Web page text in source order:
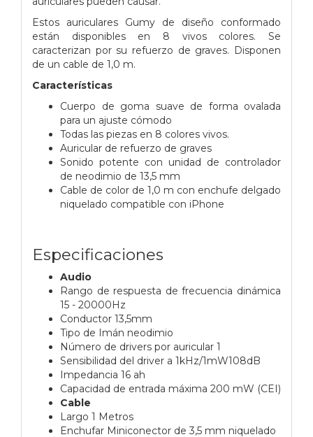
Estos auriculares Gumy de diseño conformado
están disponibles en 8 vivos colores. Se
caracterizan por su refuerzo de graves. Disponen
de un cable de 1,0 m.
Características
Cuerpo de goma suave de forma ovalada
para un ajuste cómodo
Todas las piezas en 8 colores vivos.
Auricular de refuerzo de graves
Sonido potente con unidad de controlador
de neodimio de 13,5 mm
Cable de color de 1,0 m con enchufe delgado
niquelado compatible con iPhone
Especificaciones
Audio
Rango de respuesta de frecuencia dinámica
15 - 20000Hz
Conductor 13,5mm
Tipo de Imán neodimio
Número de drivers por auricular 1
Sensibilidad del driver a 1kHz/1mW108dB
Impedancia 16 ah
Capacidad de entrada máxima 200 mW (CEI)
Cable
Largo 1 Metros
Enchufar Miniconector de 3,5 mm niquelado